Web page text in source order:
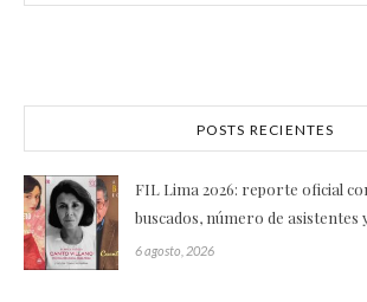
POSTS RECIENTES
FIL Lima 2026: reporte oficial
buscados, número de asistentes
6 agosto, 2026